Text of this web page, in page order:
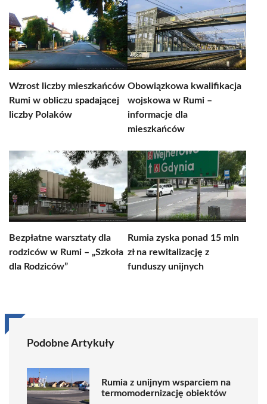
Wzrost liczby mieszkańców
Rumi w obliczu spadającej
liczby Polaków
Obowiązkowa kwalifikacja
wojskowa w Rumi –
informacje dla
mieszkańców
Bezpłatne warsztaty dla
rodziców w Rumi – „Szkoła
dla Rodziców”
Rumia zyska ponad 15 mln
zł na rewitalizację z
funduszy unijnych
Podobne Artykuły
Rumia z unijnym wsparciem na
termomodernizację obiektów